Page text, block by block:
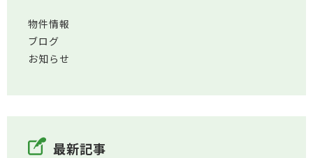
物件情報
ブログ
お知らせ
最新記事